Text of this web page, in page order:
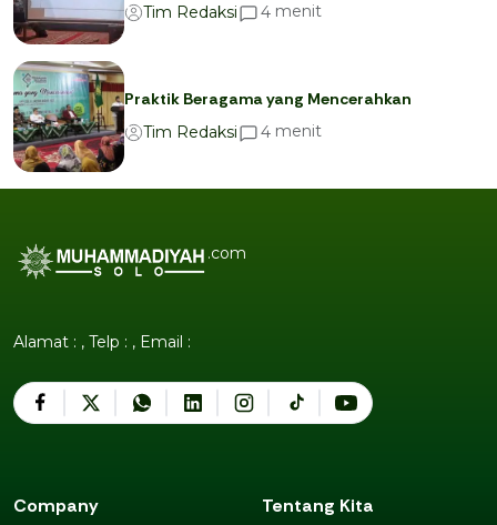
Tim Redaksi
4 menit
Praktik Beragama yang Mencerahkan
Tim Redaksi
4 menit
.com
Alamat : , Telp : , Email :
Company Tentang Kita